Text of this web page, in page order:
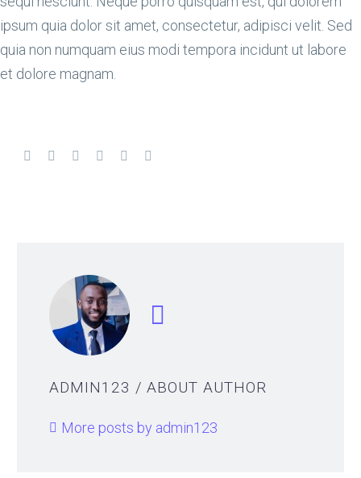
ipsum quia dolor sit amet, consectetur, adipisci velit. Sed
quia non numquam eius modi tempora incidunt ut labore
et dolore magnam.
ADMIN123 / ABOUT AUTHOR
More posts by admin123